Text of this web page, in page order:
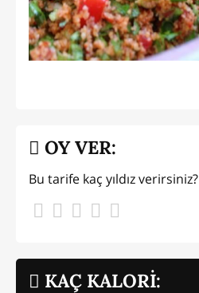
KAÇ KALORİ:
OY VER:
Bu tarife kaç yıldız verirsiniz?